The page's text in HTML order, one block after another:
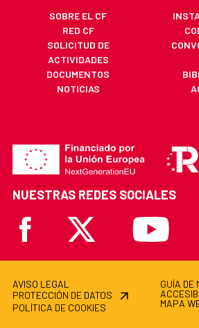
SOBRE EL CF
RED CF
SOLICITUD DE
ACTIVIDADES
DOCUMENTOS
NOTICIAS
NUESTRAS REDES SOCIALES
Facebook X Youtube
AVISO LEGAL
PROTECCIÓN DE DATOS
POLÍTICA DE COOKIES
GUÍA DE
MAPA